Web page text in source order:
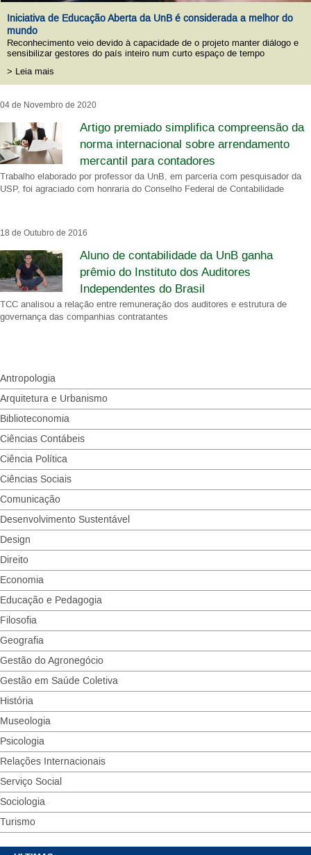
Iniciativa de Educação Aberta da UnB é considerada a melhor do
mundo
Reconhecimento veio devido à capacidade de o projeto manter diálogo e
sensibilizar gestores do país inteiro num curto espaço de tempo
> Leia mais
04 de Novembro de 2020
Artigo premiado simplifica compreensão da
norma internacional sobre arrendamento
mercantil para contadores
Trabalho elaborado por professor da UnB, em parceria com pesquisador da
USP, foi agraciado com honraria do Conselho Federal de Contabilidade
18 de Outubro de 2016
Aluno de contabilidade da UnB ganha
prêmio do Instituto dos Auditores
Independentes do Brasil
TCC analisou a relação entre remuneração dos auditores e estrutura de
governança das companhias contratantes
Antropologia
Arquitetura e Urbanismo
Biblioteconomia
Ciências Contábeis
Ciência Política
Ciências Sociais
Comunicação
Desenvolvimento Sustentável
Design
Direito
Economia
Educação e Pedagogia
Filosofia
Geografia
Gestão do Agronegócio
Gestão em Saúde Coletiva
História
Museologia
Psicologia
Relações Internacionais
Serviço Social
Sociologia
Turismo